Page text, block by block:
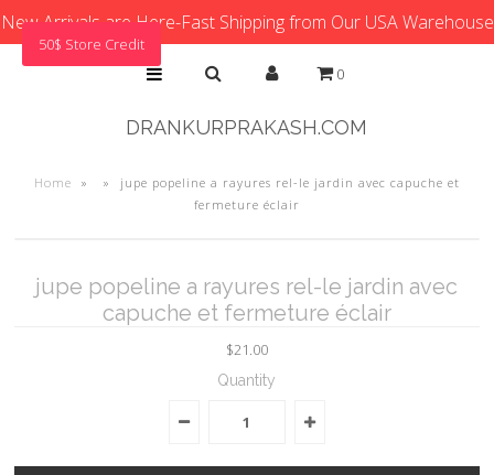
New Arrivals are Here-Fast Shipping from Our USA Warehouse
0
DRANKURPRAKASH.COM
Home » »
jupe popeline a rayures rel-le jardin avec capuche et
fermeture éclair
jupe popeline a rayures rel-le jardin avec
capuche et fermeture éclair
$21.00
Quantity
50$ Store Credit